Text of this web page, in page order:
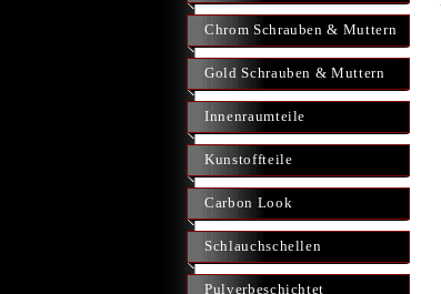
Chrom Schrauben & Muttern
Gold Schrauben & Muttern
Innenraumteile
Kunstoffteile
Carbon Look
Schlauchschellen
Pulverbeschichtet